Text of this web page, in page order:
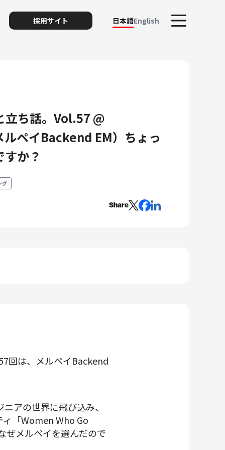
採用サイト 日本語English
ク
立ち話。Vol.57 @
ペイBackend EM）ちょっ
か？
グ
Share
回は、メルペイBackend
アの世界に飛び込み、
「Women Who Go
ぜメルペイを選んだので